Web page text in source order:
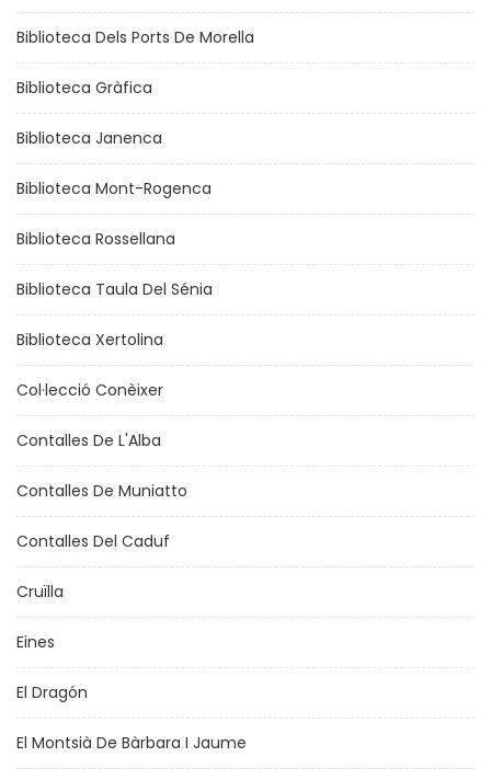
Biblioteca Dels Ports De Morella
Biblioteca Gràfica
Biblioteca Janenca
Biblioteca Mont-Rogenca
Biblioteca Rossellana
Biblioteca Taula Del Sénia
Biblioteca Xertolina
Col·lecció Conèixer
Contalles De L'Alba
Contalles De Muniatto
Contalles Del Caduf
Cruïlla
Eines
El Dragón
El Montsià De Bàrbara I Jaume